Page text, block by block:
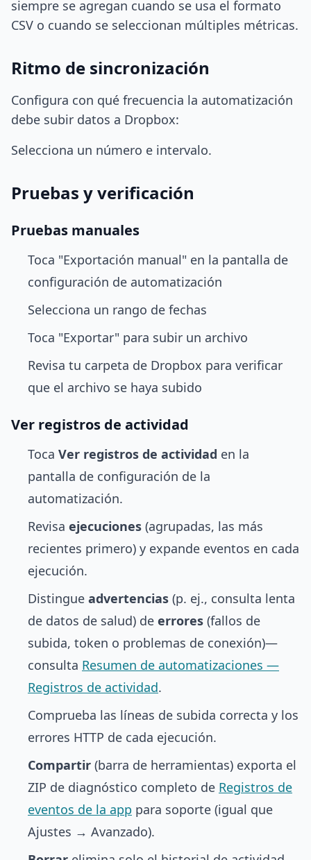
siempre se agregan cuando se usa el formato
CSV o cuando se seleccionan múltiples métricas.
Ritmo de sincronización
Configura con qué frecuencia la automatización
debe subir datos a Dropbox:
Selecciona un número e intervalo.
Pruebas y verificación
Pruebas manuales
Toca "Exportación manual" en la pantalla de
configuración de automatización
Selecciona un rango de fechas
Toca "Exportar" para subir un archivo
Revisa tu carpeta de Dropbox para verificar
que el archivo se haya subido
Ver registros de actividad
Toca Ver registros de actividad en la
pantalla de configuración de la
automatización.
Revisa ejecuciones (agrupadas, las más
recientes primero) y expande eventos en cada
ejecución.
Distingue advertencias (p. ej., consulta lenta
de datos de salud) de errores (fallos de
subida, token o problemas de conexión)—
consulta Resumen de automatizaciones —
Registros de actividad.
Comprueba las líneas de subida correcta y los
errores HTTP de cada ejecución.
Compartir (barra de herramientas) exporta el
ZIP de diagnóstico completo de Registros de
eventos de la app para soporte (igual que
Ajustes → Avanzado).